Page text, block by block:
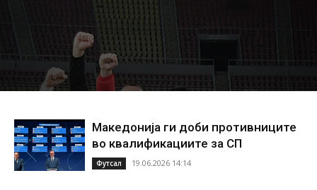
Македонија ги доби противниците
во квалификациите за СП
Футсал 19.06.2026 14:14